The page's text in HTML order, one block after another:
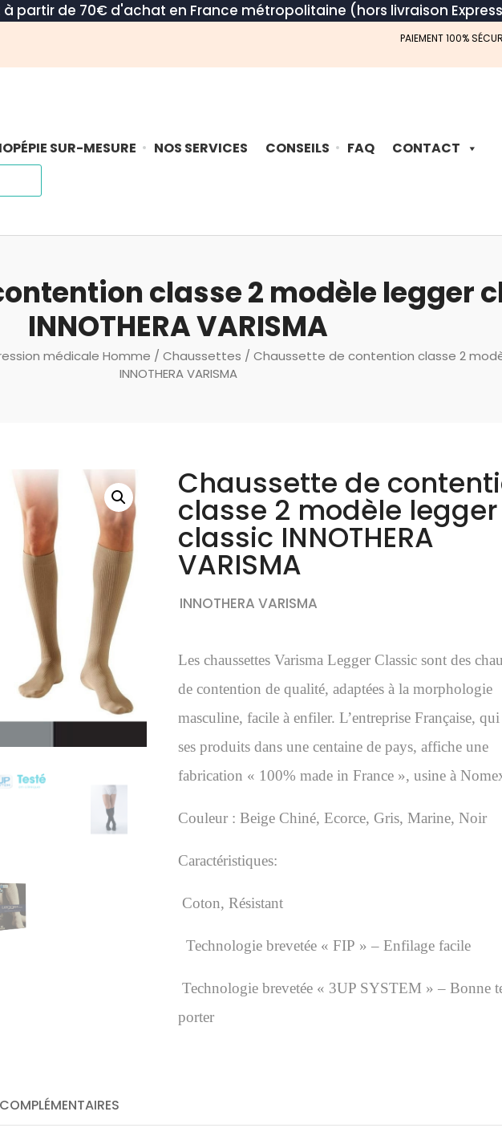
partir de 70€ d'achat en France métropolitaine (hors livraison
PAIEMENT 100%
SUR-MESURE NOS SERVICES CONSEILS FAQ CONTACT
Recherche
classe 2 modèle legger
INNOTHERA VARISMA
médicale Homme / Chaussettes / Chaussette de contention classe 2
INNOTHERA VARISMA
Chaussette de
classe 2 modèle legger
classic INNOTHERA
VARISMA
INNOTHERA VARISMA
Les chaussettes Varisma Legger Classic sont des
de contention de qualité, adaptées à la morphologie
masculine, facile à enfiler. L’entreprise Française,
ses produits dans une centaine de pays, affiche une
fabrication « 100% made in France », usine à
Couleur : Beige Chiné, Ecorce, Gris, Marine, Noir
Caractéristiques:
Coton, Résistant
Technologie brevetée « FIP » – Enfilage facile
Technologie brevetée « 3UP SYSTEM » – Bonne
porter